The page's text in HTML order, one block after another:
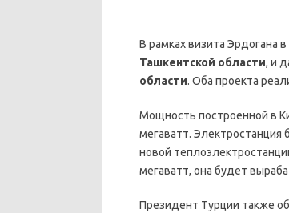
В рамках визита Эрдогана
Ташкентской области, и
области. Оба проекта
Мощность построенной в
мегаватт.
новой
мегаватт, она будет
Президент Турции также